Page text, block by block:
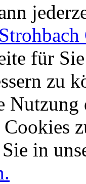
für
zu
Nutzung
in